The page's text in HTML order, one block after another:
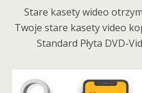
Stare kasety wideo
Twoje stare kasety video
Standard Płyta DVD-